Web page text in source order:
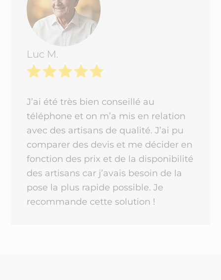
Luc M.
J’ai été très bien conseillé au
téléphone et on m’a mis en relation
avec des artisans de qualité. J’ai pu
comparer des devis et me décider en
fonction des prix et de la disponibilité
des artisans car j’avais besoin de la
pose la plus rapide possible. Je
recommande cette solution !